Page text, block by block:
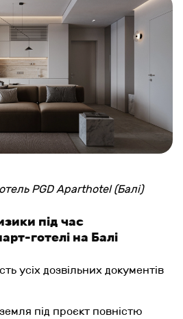
PGD Aparthotel (Балі)
під час
готелі на Балі
усіх дозвільних документів
під проєкт повністю